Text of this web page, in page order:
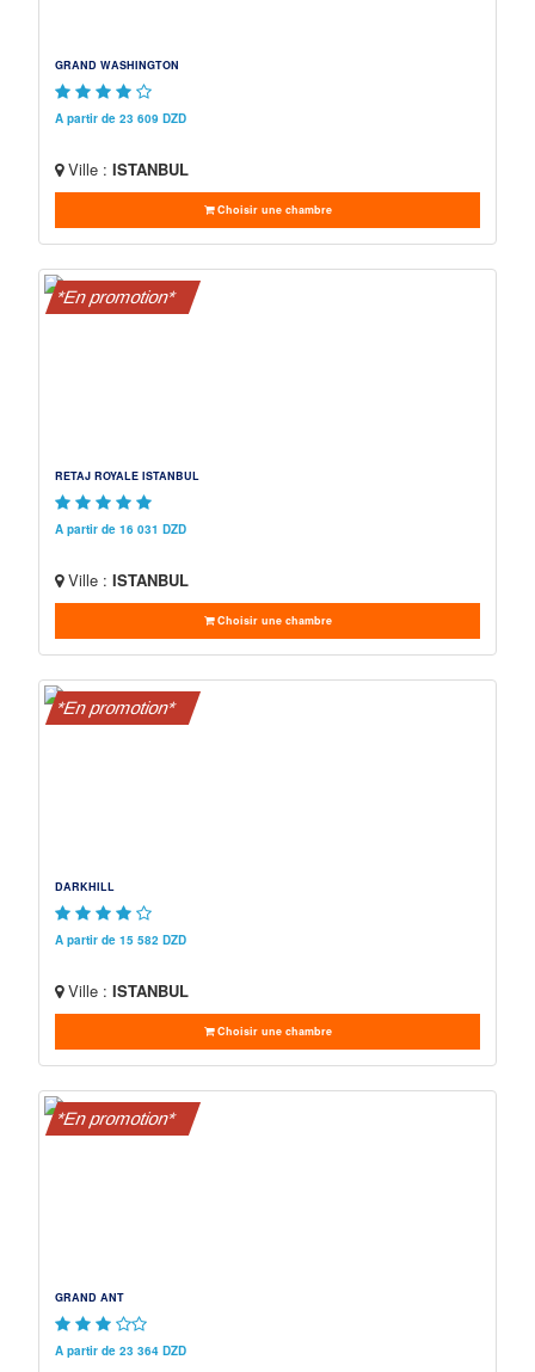
GRAND WASHINGTON
A partir de 23 609 DZD
Ville : ISTANBUL
Choisir une chambre
*En promotion*
RETAJ ROYALE ISTANBUL
A partir de 16 031 DZD
Ville : ISTANBUL
Choisir une chambre
*En promotion*
DARKHILL
A partir de 15 582 DZD
Ville : ISTANBUL
Choisir une chambre
*En promotion*
GRAND ANT
A partir de 23 364 DZD